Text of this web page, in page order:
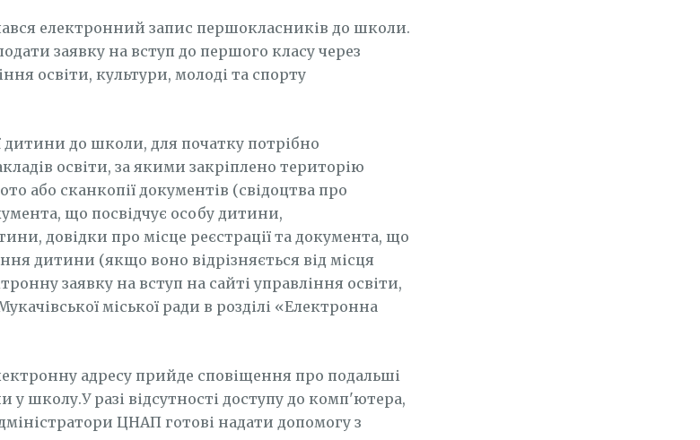
електронний запис першокласників до школи.
заявку на вступ до першого класу через
освіти, культури, молоді та спорту
дитини до школи, для початку потрібно
освіти, за якими закріплено територію
або сканкопії документів (свідоцтва про
що посвідчує особу дитини,
довідки про місце реєстрації та документа, що
дитини (якщо воно відрізняється від місця
заявку на вступ на сайті управління освіти,
міської ради в розділі «Електронна
адресу прийде сповіщення про подальші
у школу.У разі відсутності доступу до комп'ютера,
ЦНАП готові надати допомогу з